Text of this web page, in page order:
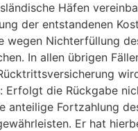
Häfen
der entstandenen
wegen Nichterfüllung
In allen übrigen
Erfolgt die Rückgabe
anteilige Fortzahlung
Er hat